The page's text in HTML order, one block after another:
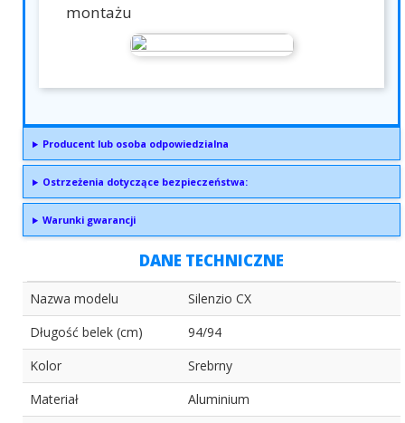
montażu
Producent lub osoba odpowiedzialna
Ostrzeżenia dotyczące bezpieczeństwa:
Warunki gwarancji
DANE TECHNICZNE
Nazwa modelu
Silenzio CX
Długość belek (cm)
94/94
Kolor
Srebrny
Materiał
Aluminium